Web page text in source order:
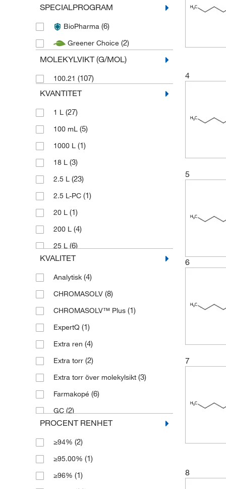
JT Baker(2)
Macron Fine Chemicals
MP Biomedicals(2)
Ricca Chemical Company
Scharlab(1)
Thermo Scientific
Thermo Scientific Acros
Thermo Scientific Alfa Aesar
SPECIALPROGRAM
BioPharma (6)
Greener Choice (2)
MOLEKYLVIKT (G/MOL)
100.21 (107)
KVANTITET
1 L (27)
100 mL (5)
1000 L (1)
18 L (3)
2.5 L (23)
2.5 L-PC (1)
20 L (1)
200 L (4)
25 L (6)
250 mL
2500 mL (1)
4 L(2)
4 x 1 L(2)
4 x 2.5 L(3)
4 x 5 L(1)
45 L(3)
5 L(9)
500 mL(6)
6 x 1 L(2)
KVALITET
Analytisk (4)
CHROMASOLV (8)
CHROMASOLV™ Plus (1)
ExpertQ (1)
Extra ren (4)
Extra torr (2)
Extra torr över molekylsikt (3)
Farmakopé (6)
GC (2)
HPLC (14)
LC-MS CHROMASOLV
Miljö(2)
Puriss. P.A.
PROCENT RENHET
≥94% (2)
≥95.00% (1)
≥96% (1)
4
5
6
7
8